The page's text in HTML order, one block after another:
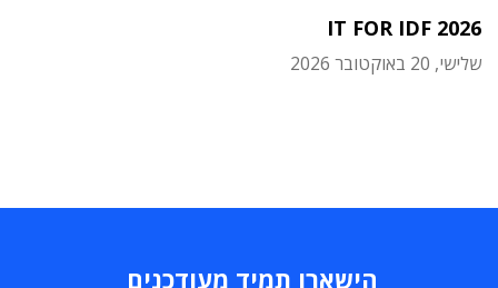
IT FOR IDF 2026
שלישי, 20 באוקטובר 2026
הישארו תמיד מעודכנים